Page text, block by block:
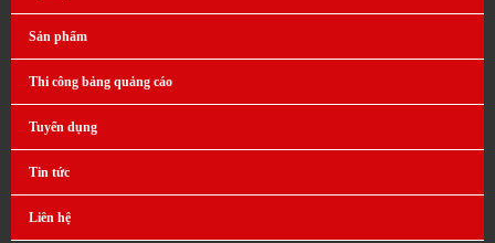
Sản phẩm
Thi công bảng quảng cáo
Tuyển dụng
Tin tức
Liên hệ